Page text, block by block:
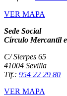
VER MAPA
Sede Social
Círculo Mercantil
C/ Sierpes 65
41004 Sevilla
Tlf.: 954 22 29 80
VER MAPA